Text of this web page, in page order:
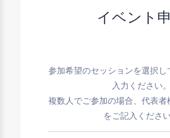
イベント
参加希望のセッションを選択
入力ください。
複数人でご参加の場合、代表
をご記入ください